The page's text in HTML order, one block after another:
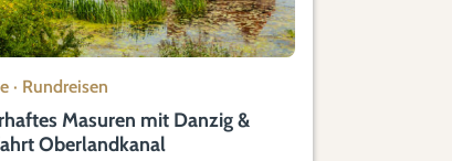
· Rundreisen
Masuren mit Danzig &
Oberlandkanal